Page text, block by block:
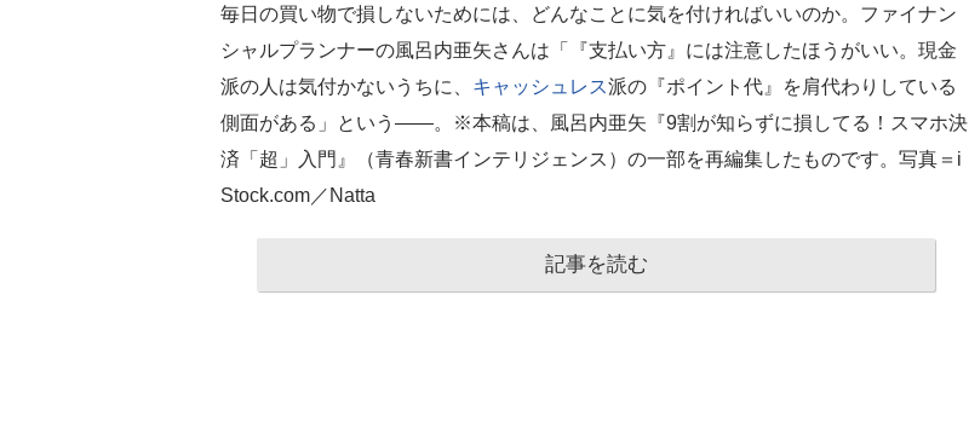
毎日の買い物で損しないためには、どんなことに気を付ければいいのか。ファイナン
シャルプランナーの風呂内亜矢さんは「『支払い方』には注意したほうがいい。現金
派の人は気付かないうちに、 キャッシュレス派の『ポイント代』を肩代わりしている
側面がある」という――。※本稿は、風呂内亜矢『9割が知らずに損してる！スマホ決
済「超」入門』（青春新書インテリジェンス）の一部を再編集したものです。写真＝i
Stock.com／Natta
記事を読む